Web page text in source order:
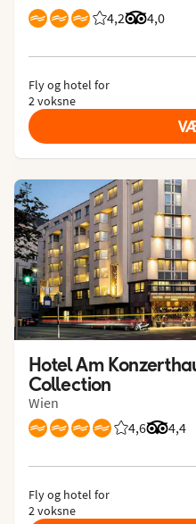
4,2
Bedømmelse
4,0
Fly og hotel for
2 voksne
Hotel Am
Collection
Wien
4,6
4,4
Fly og hotel for
2 voksne